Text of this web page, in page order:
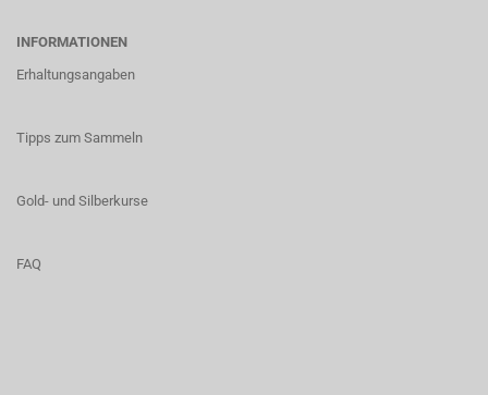
INFORMATIONEN
Erhaltungsangaben
Tipps zum Sammeln
Gold- und Silberkurse
FAQ